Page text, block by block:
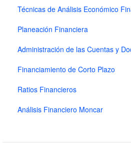
Técnicas de Análisis Económico
Planeación Financiera
Administración de las Cuentas y
Financiamiento de Corto Plazo
Ratios Financieros
Análisis Financiero Moncar